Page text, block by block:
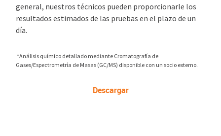
general, nuestros técnicos pueden proporcionarle los
resultados estimados de las pruebas en el plazo de un
día.
*Análisis químico detallado mediante Cromatografía de
Gases/Espectrometría de Masas (GC/MS) disponible con un socio externo.
Descargar